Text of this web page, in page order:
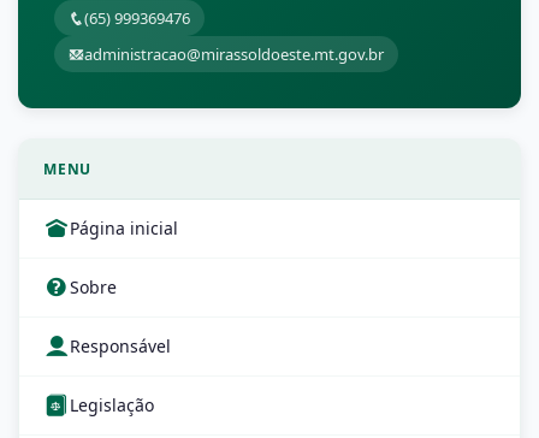
(65) 999369476
administracao@mirassoldoeste.mt.gov.br
MENU
Página inicial
Sobre
Responsável
Legislação